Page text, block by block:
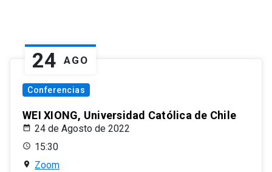
24 AGO
Conferencias
WEI XIONG, Universidad Católica de Chile
24 de Agosto de 2022
15:30
Zoom